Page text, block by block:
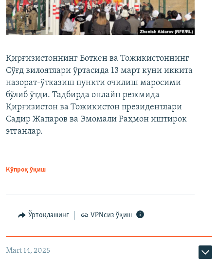
Қирғизистоннинг Боткен ва Тожикистоннинг
Сўғд вилоятлари ўртасида 13 март куни иккита
назорат-ўтказиш пункти очилиш маросими
бўлиб ўтди. Тадбирда онлайн режмида
Қирғизистон ва Тожикистон президентлари
Садир Жапаров ва Эмомали Раҳмон иштирок
этганлар.
Кўпроқ ўқиш
Ўртоқлашинг VPNсиз ўқиш
Mart 14, 2025